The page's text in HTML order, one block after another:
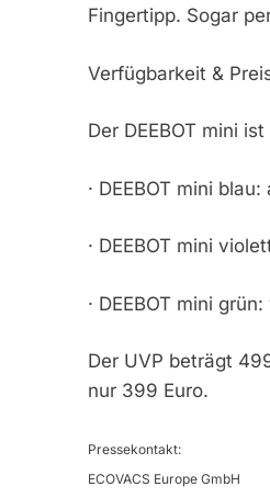
Fingertipp. Sogar
Verfügbarkeit &
Der DEEBOT mini
· DEEBOT mini
· DEEBOT mini
· DEEBOT mini
Der UVP beträgt
nur 399 Euro.
Pressekontakt:
ECOVACS Europe GmbH